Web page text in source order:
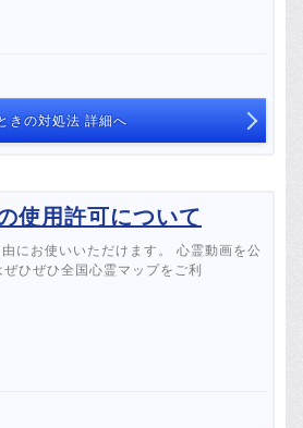
きの対処法 詳細へ
使用許可について
にお使いいただけます。 心霊動画を公
ひぜひ全国心霊マップをご利